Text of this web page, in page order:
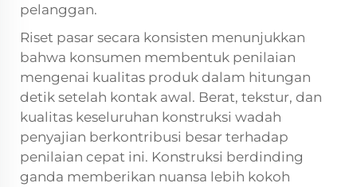
pelanggan.
Riset pasar secara konsisten menunjukkan
bahwa konsumen membentuk penilaian
mengenai kualitas produk dalam hitungan
detik setelah kontak awal. Berat, tekstur, dan
kualitas keseluruhan konstruksi wadah
penyajian berkontribusi besar terhadap
penilaian cepat ini. Konstruksi berdinding
ganda memberikan nuansa lebih kokoh